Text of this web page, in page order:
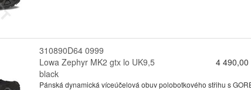
310890D64 0999
Lowa Zephyr MK2 gtx lo UK9,5
black
4 490,00
Pánská dynamická víceúčelová obuv polobotkového střihu s